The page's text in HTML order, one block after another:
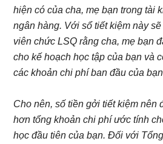
hiện có của cha, mẹ bạn trong tài
ngân hàng. Với sổ tiết kiệm này
viên chức LSQ rằng cha, mẹ bạn
cho kế hoạch học tập của bạn và
các khoản chi phí ban đầu của
Cho nên, số tiền gởi tiết kiệm nên
hơn tổng khoản chi phí ước tính
học đầu tiên của bạn. Đối với